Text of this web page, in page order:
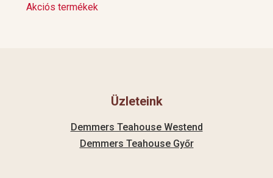
Akciós termékek
Üzleteink
Demmers Teahouse Westend
Demmers Teahouse Győr